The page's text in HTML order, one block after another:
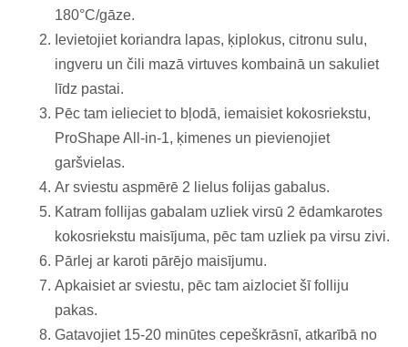
180°C/gāze.
Ievietojiet koriandra lapas, ķiplokus, citronu sulu,
ingveru un čili mazā virtuves kombainā un sakuliet
līdz pastai.
Pēc tam ielieciet to bļodā, iemaisiet kokosriekstu,
ProShape All-in-1, ķimenes un pievienojiet
garšvielas.
Ar sviestu aspmērē 2 lielus folijas gabalus.
Katram follijas gabalam uzliek virsū 2 ēdamkarotes
kokosriekstu maisījuma, pēc tam uzliek pa virsu zivi.
Pārlej ar karoti pārējo maisījumu.
Apkaisiet ar sviestu, pēc tam aizlociet šī folliju
pakas.
Gatavojiet 15-20 minūtes cepeškrāsnī, atkarībā no